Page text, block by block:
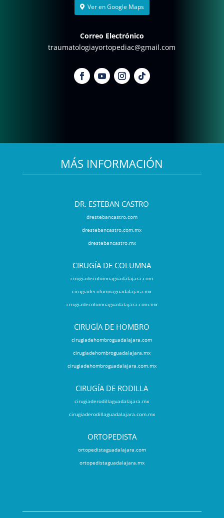
Ver en Google Maps
Correo Electrónico
traumatologiayortopediac@gmail.com
MÁS INFORMACIÓN
DR. ESTEBAN CASTRO
drestebancastro.com
drestebancastro.com.mx
drestebancastro.mx
CIRUGÍA DE COLUMNA
cirugiadecolumnaguadalajara.com
cirugiadecolumnaguadalajara.mx
cirugiadecolumnaguadalajara.com.mx
CIRUGÍA DE HOMBRO
cirugiadehombroguadalajara.com
cirugiadehombroguadalajara.mx
cirugiadehombroguadalajara.com.mx
CIRUGÍA DE RODILLA
cirugiaderodillaguadalajara.mx
cirugiaderodillaguadalajara.com.mx
ORTOPEDISTA
ortopedistaguadalajara.com
ortopedistaguadalajara.mx